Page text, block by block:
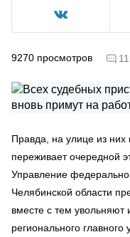
9270 просмотров 11
Правда, на улице из них
переживает очередной
Управление
Челябинской области
вместе с тем увольняют
регионального